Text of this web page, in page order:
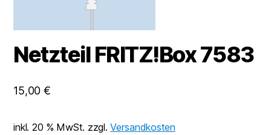
Netzteil FRITZ!Box 7583
15,00 €
inkl. 20 % MwSt. zzgl.Versandkosten